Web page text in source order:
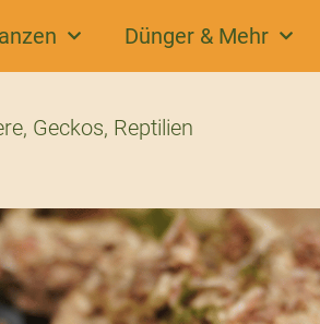
Dünger & Mehr
, Geckos, Reptilien